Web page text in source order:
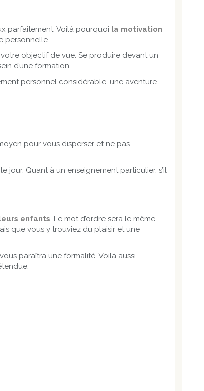
parfaitement. Voilà pourquoi la motivation
personnelle.
objectif de vue. Se produire devant un
d’une formation.
personnel considérable, une aventure
pour vous disperser et ne pas
jour. Quant à un enseignement particulier, s’il
enfants. Le mot d’ordre sera le même
que vous y trouviez du plaisir et une
paraîtra une formalité. Voilà aussi